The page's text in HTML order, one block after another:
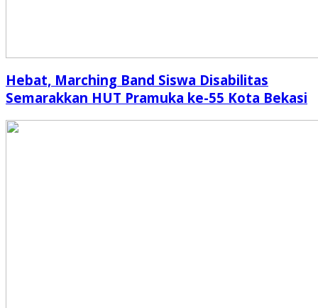
Hebat, Marching Band Siswa Disabilitas
Semarakkan HUT Pramuka ke-55 Kota Bekasi